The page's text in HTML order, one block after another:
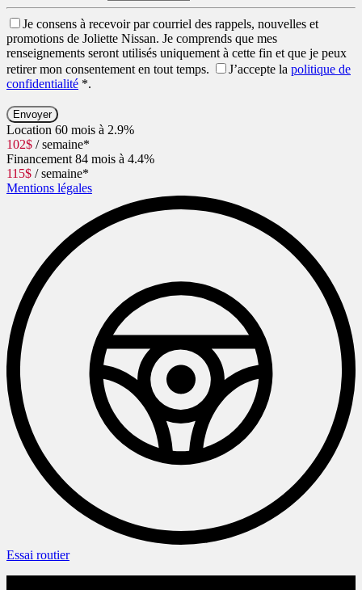
Je consens à recevoir par courriel des rappels, nouvelles et
promotions de Joliette Nissan. Je comprends que mes
renseignements seront utilisés uniquement à cette fin et que je peux
retirer mon consentement en tout temps.
J’accepte la politique de
confidentialité *.
Location 60 mois à 2.9%
102$ / semaine*
Financement 84 mois à 4.4%
115$ / semaine*
Mentions légales
Essai routier